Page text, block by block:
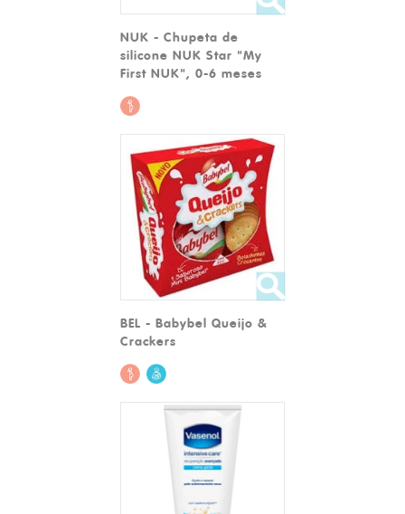
NUK - Chupeta de
silicone NUK Star "My
First NUK", 0-6 meses
BEL - Babybel Queijo &
Crackers